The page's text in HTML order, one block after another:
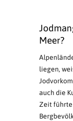
Meer?
liegen,
auch die
Zeit führte